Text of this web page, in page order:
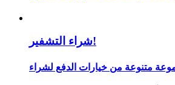
شراء التشفير!